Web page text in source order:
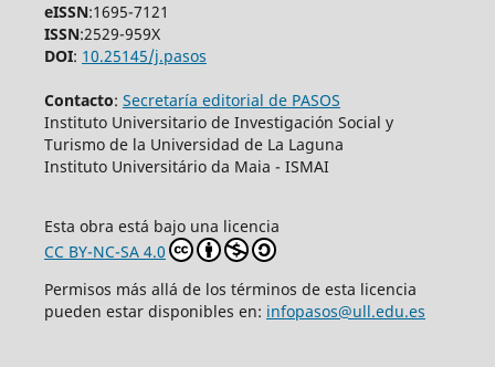
eISSN:1695-7121
ISSN:2529-959X
DOI: 10.25145/j.pasos
Contacto: Secretaría editorial de PASOS
Instituto Universitario de Investigación Social y
Turismo de la Universidad de La Laguna
Instituto Universitário da Maia - ISMAI
Esta obra está bajo una licencia
CC BY-NC-SA 4.0
Permisos más allá de los términos de esta licencia
pueden estar disponibles en: infopasos@ull.edu.es